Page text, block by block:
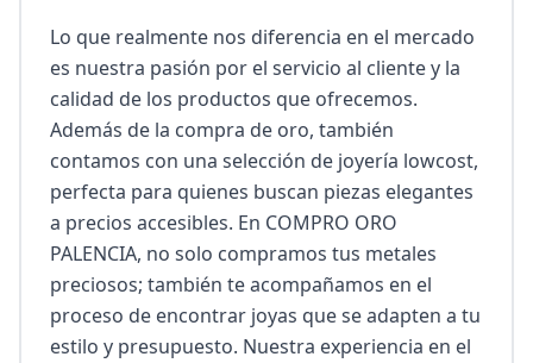
Lo que realmente nos diferencia en el mercado
es nuestra pasión por el servicio al cliente y la
calidad de los productos que ofrecemos.
Además de la compra de oro, también
contamos con una selección de joyería lowcost,
perfecta para quienes buscan piezas elegantes
a precios accesibles. En COMPRO ORO
PALENCIA, no solo compramos tus metales
preciosos; también te acompañamos en el
proceso de encontrar joyas que se adapten a tu
estilo y presupuesto. Nuestra experiencia en el